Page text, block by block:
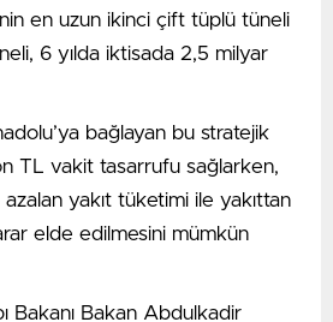
en uzun ikinci çift tüplü tüneli
6 yılda iktisada 2,5 milyar
bağlayan bu stratejik
TL vakit tasarrufu sağlarken,
azalan yakıt tüketimi ile yakıttan
elde edilmesini mümkün
Bakanı Bakan Abdulkadir